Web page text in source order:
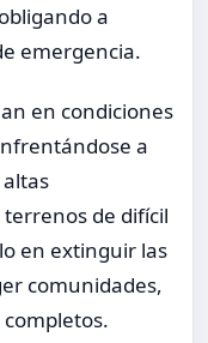
a
emergencia.
en condiciones
a
de difícil
en extinguir las
comunidades,